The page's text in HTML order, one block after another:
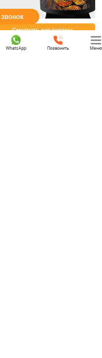
Смотреть все товары
WhatsApp Позвонить Меню